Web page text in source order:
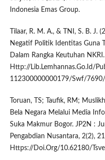
Indonesia Emas Group.
Tilaar, R. M. A., & TNI, S. B. J.
Negatif Politik Identitas Guna
Dalam Rangka Keutuhan
Http://Lib.Lemhannas.Go.Id/
112300000000179/Swf/7690/
Toruan, TS; Taufik, RM;
Bela Negara Melalui Media
Suka Makmur Bogor. JP2N :
Pengabdian Nusantara, 2(2),
Https://Doi.Org/10.62180/